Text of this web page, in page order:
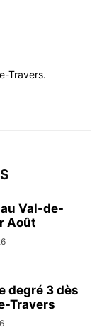
Travers.
Val-de-
Août
degré 3 dès
Travers